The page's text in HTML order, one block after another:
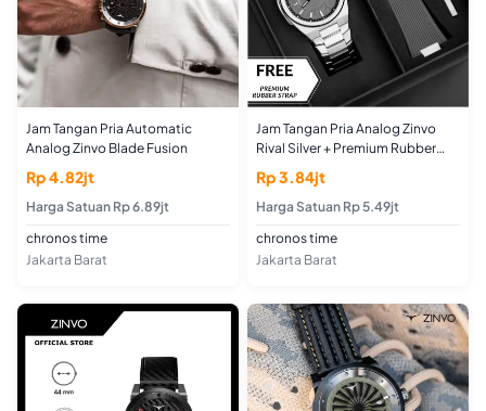
Jam Tangan Pria Automatic
Analog Zinvo Blade Fusion
Rp 4.82jt
Harga Satuan Rp 6.89jt
chronos time
Jakarta Barat
Jam Tangan Pria Analog Zinvo
Rival Silver + Premium Rubber
Strap
Rp 3.84jt
Harga Satuan Rp 5.49jt
chronos time
Jakarta Barat